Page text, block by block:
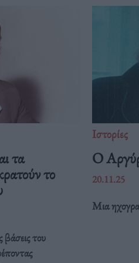
τα
το
του
Ιστορίες
Ο
20.11.25
Μια